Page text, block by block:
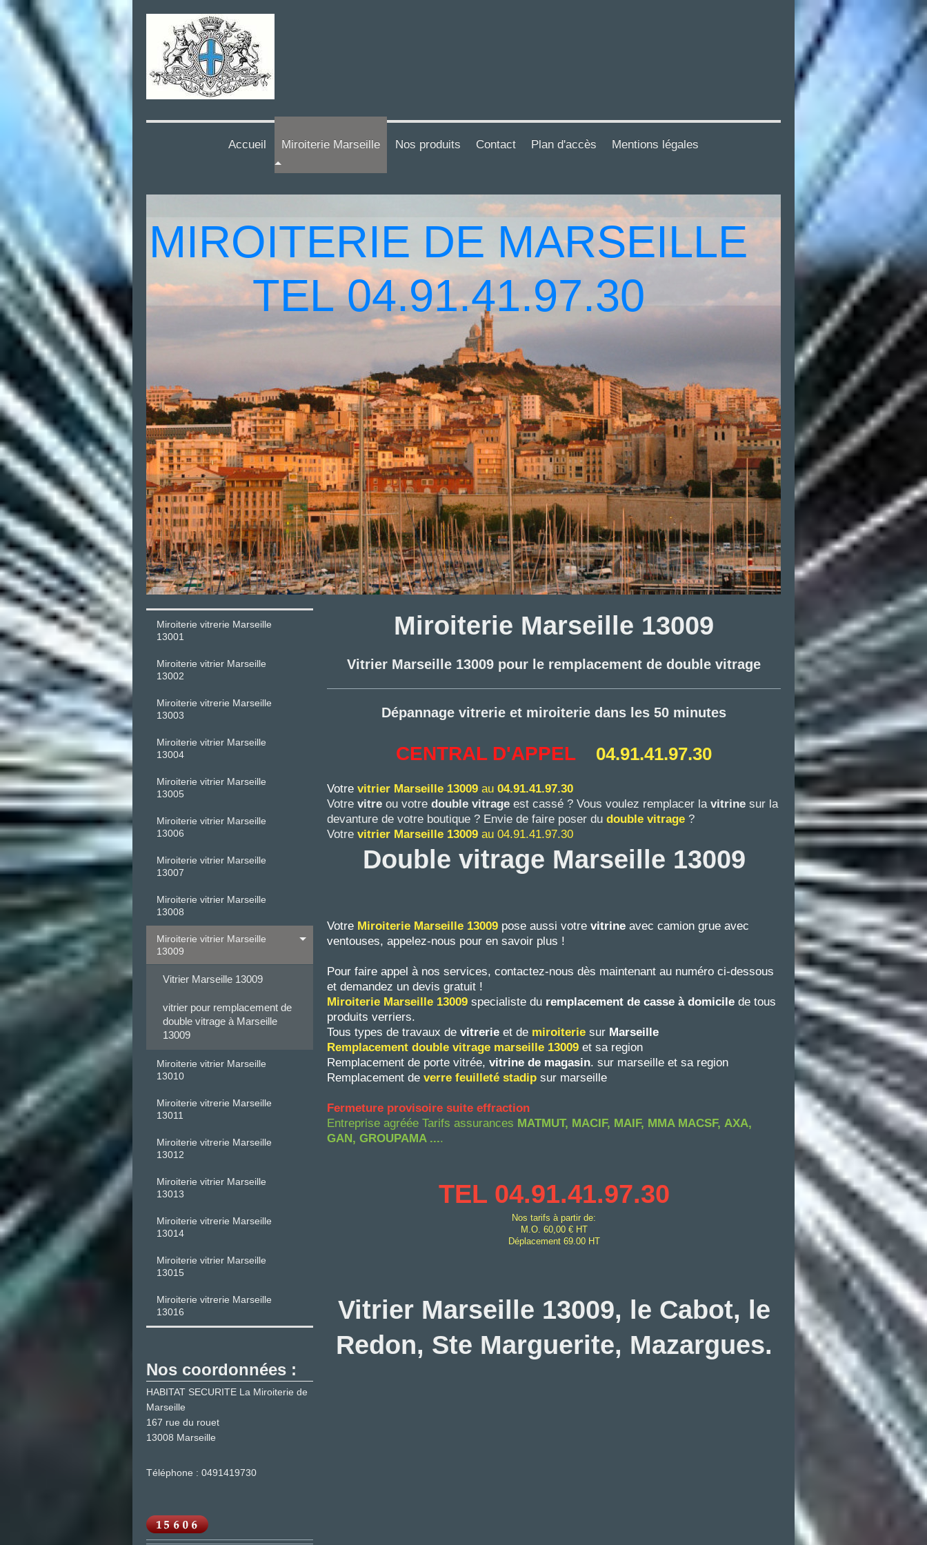
Accueil Miroiterie Marseille Nos produits Contact Plan d'accès Mentions légales
MIROITERIE DE MARSEILLE
TEL 04.91.41.97.30
Miroiterie Marseille 13009
Vitrier Marseille 13009 pour le remplacement de double vitrage
Dépannage vitrerie et miroiterie dans les 50 minutes
CENTRAL D'APPEL 04.91.41.97.30
Votrevitrier Marseille 13009au04.91.41.97.30
Votrevitreou votredouble vitrage est cassé ? Vous voulez remplacer lavitrinesur la
devanture de votre boutique ? Envie de faire poser dudouble vitrage ?
Votrevitrier Marseille 13009au 04.91.41.97.30
Double vitrage Marseille 13009
Votre Miroiterie Marseille 13009 pose aussi votrevitrineavec camion grue avec
ventouses, appelez-nous pour en savoir plus !
Pour faire appel à nos services, contactez-nous dès maintenant au numéro ci-dessous
et demandez un devis gratuit !
Miroiterie Marseille 13009specialiste du remplacement de casse à domicile de tous
produits verriers.
Tous types de travaux devitrerieet de miroiteriesur Marseille
Remplacement double vitrage marseille 13009 et sa region
Remplacement de porte vitrée,vitrine de magasin. sur marseille et sa region
Remplacement deverre feuilleté stadip sur marseille
Fermeture provisoire suite effraction
Entreprise agréée Tarifs assurances MATMUT, MACIF, MAIF, MMA MACSF, AXA,
GAN, GROUPAMA ....
TEL 04.91.41.97.30
Nos tarifs à partir de:
M.O. 60,00 € HT
Déplacement 69.00 HT
Vitrier Marseille 13009, le Cabot, le
Redon, Ste Marguerite, Mazargues.
Miroiterie vitrerie Marseille
13001
Miroiterie vitrier Marseille
13002
Miroiterie vitrerie Marseille
13003
Miroiterie vitrier Marseille
13004
Miroiterie vitrier Marseille
13005
Miroiterie vitrier Marseille
13006
Miroiterie vitrier Marseille
13007
Miroiterie vitrier Marseille
13008
Miroiterie vitrier Marseille
13009
Vitrier Marseille 13009
vitrier pour remplacement de
double vitrage à Marseille
13009
Miroiterie vitrier Marseille
13010
Miroiterie vitrerie Marseille
13011
Miroiterie vitrerie Marseille
13012
Miroiterie vitrier Marseille
13013
Miroiterie vitrerie Marseille
13014
Miroiterie vitrier Marseille
13015
Miroiterie vitrerie Marseille
13016
Nos coordonnées :
HABITAT SECURITE La Miroiterie de
Marseille
167 rue du rouet
13008 Marseille
Téléphone : 0491419730